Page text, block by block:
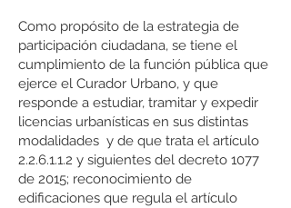
Como propósito de la estrategia de
participación ciudadana, se tiene el
cumplimiento de la función pública que
ejerce el Curador Urbano, y que
responde a estudiar, tramitar y expedir
licencias urbanísticas en sus distintas
modalidades y de que trata el artículo
2.2.6.1.1.2 y siguientes del decreto 1077
de 2015; reconocimiento de
edificaciones que regula el artículo